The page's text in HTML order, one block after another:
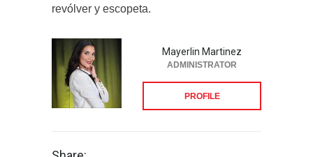
revólver y escopeta.
Mayerlin Martinez
ADMINISTRATOR
PROFILE